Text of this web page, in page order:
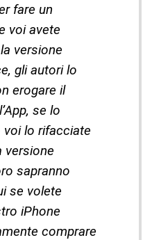
fare un
voi avete
versione
gli autori lo
erogare il
se lo
lo rifacciate
versione
sapranno
se volete
iPhone
comprare